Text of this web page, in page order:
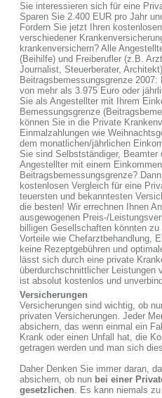
Sie interessieren sich für eine
Sparen Sie 2.400 EUR pro Jahr
Fordern Sie jetzt Ihren
verschiedener
krankenversichern? Alle
(Beihilfe) und Freiberufler (z.B.
Journalist, Steuerberater,
Beitragsbemessungsgrenze
von mehr als 3.975 Euro oder
Sie als Angestellter mit Ihrem
Bemessungsgrenze
können Sie in die Private
Einmalzahlungen wie
dem monatlichen/jährlichen
Sie sind Selbstständiger, Beamter
Angestellter mit einem
Beitragsbemessungsgrenze?
kostenlosen Vergleich für eine
teuersten und bekanntesten
die besten! Wir errechnen Ihnen
ausgewogenen Preis-/
billigen Gesellschaften könnten
Vorteile wie Chefarztbehandlung,
keine Rezeptgebühren und
lässt sich durch eine private
überdurchschnittlicher Leistungen
ist absolut kostenlos und
Versicherungen
Versicherungen sind wichtig, ob
privaten Versicherungen. Jeder
absichern, das wenn einmal ein
Krank oder einen Unfall hat, die
getragen werden und man sich
Daher Denken Sie immer daran,
absichern, ob nun bei einer
gesetzlichen. Es kann niemals